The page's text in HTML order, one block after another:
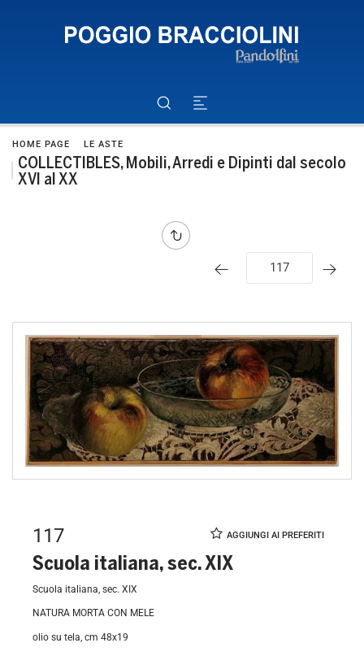
HOME PAGE LE ASTE
COLLECTIBLES, Mobili, Arredi e Dipinti dal secolo
XVI al XX
117
Scuola italiana, sec. XIX
Scuola italiana, sec. XIX
NATURA MORTA CON MELE
olio su tela, cm 48x19